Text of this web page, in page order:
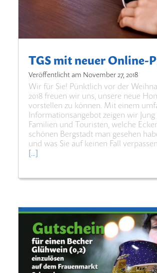
TGS mit neuer Online-
Veröffentlicht am November 27, 2018
Wir für Sie! Pünktlich vor der
2018 freuen wir uns, unsere neue
vorstellen zu können. Mit einem
Informationsangebot zeigen wir
Familien und Touristen, welche
schönen Bergstadt man gesehen
und was Sie auf keinen Fall
[…]